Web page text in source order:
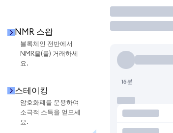
NMR 스왑
블록체인 전반에서
NMR을(를) 거래하세
요.
스테이킹
암호화폐를 운용하여
소극적 소득을 얻으세
요.
거래
15분